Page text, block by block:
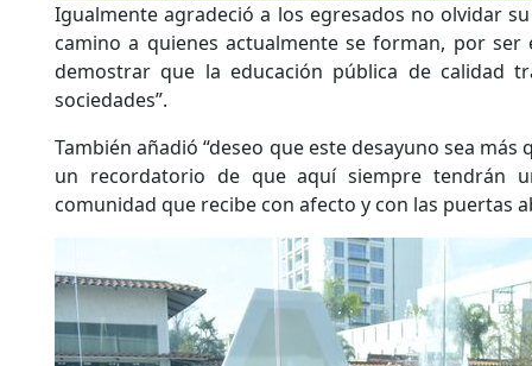
Igualmente agradeció a los egresados no olvidar
camino a quienes actualmente se forman, por
demostrar que la educación pública de calidad
sociedades”.
También añadió “deseo que este desayuno sea
un recordatorio de que aquí siempre tendrán
comunidad que recibe con afecto y con las puertas